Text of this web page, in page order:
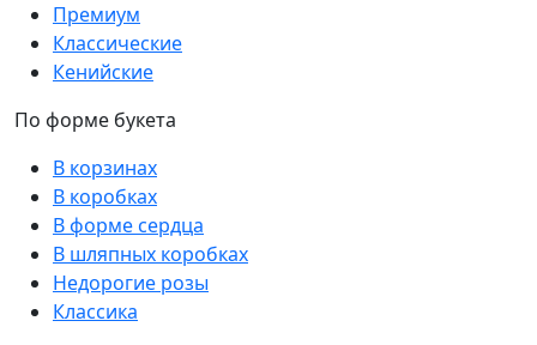
Премиум
Классические
Кенийские
По форме букета
В корзинах
В коробках
В форме сердца
В шляпных коробках
Недорогие розы
Классика